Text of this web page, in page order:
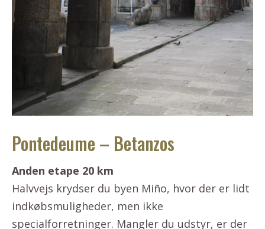
Pontedeume – Betanzos
Anden etape 20 km
Halvvejs krydser du byen Miño, hvor der er lidt
indkøbsmuligheder, men ikke
specialforretninger. Mangler du udstyr, er der